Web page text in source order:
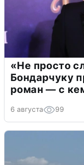
«Не просто
Бондарчуку
роман — с
6 августа 99